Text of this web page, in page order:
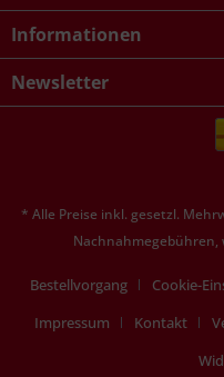
Informationen
Newsletter
* Alle Preise inkl. gesetzl.
Bestellvorgang Cookie-
Impressum
Kontakt